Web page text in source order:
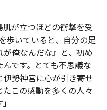
肌が立つほどの衝撃を受
歩いていると、自分の足
俺なんだな』と、初め
です。とても不思議な
勢神宮に心が引き寄せ
この感動を多くの人々